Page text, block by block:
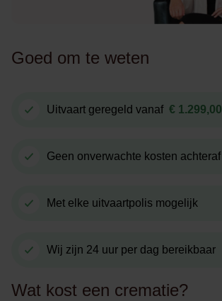
Wat kost een crematie?
Goed om te weten
Uitvaart geregeld vanaf € 1.299,00
Geen onverwachte kosten achteraf
Met elke uitvaartpolis mogelijk
Wij zijn 24 uur per dag bereikbaar